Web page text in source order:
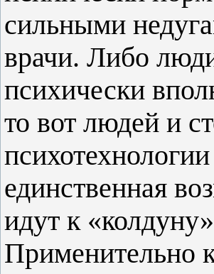
сильными
врачи. Либо
психически
то вот людей и
единственная
идут к
Применительно